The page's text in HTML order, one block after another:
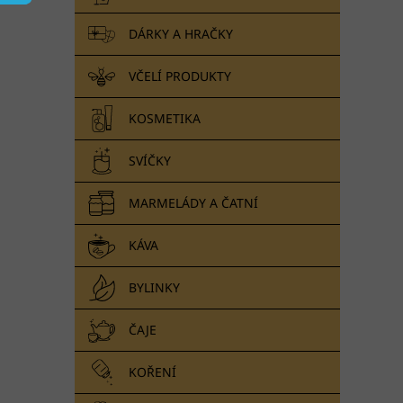
DÁRKY A HRAČKY
VČELÍ PRODUKTY
KOSMETIKA
SVÍČKY
MARMELÁDY A ČATNÍ
KÁVA
BYLINKY
ČAJE
KOŘENÍ